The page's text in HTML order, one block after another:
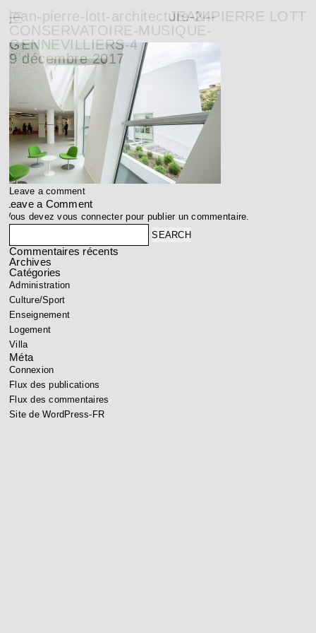
JEAN-PIERRE LOTT
jean-pierre-lott-architecture-24-
CONSERVATOIRE-MUSIQUE-
GENNEVILLIERS-4
9 décembre 2017
Leave a comment
Leave a Comment
Vous devezvous connecterpour publier un commentaire.
Commentaires récents
Archives
Catégories
Administration
Culture/Sport
Enseignement
Logement
Villa
Méta
Connexion
Flux des publications
Flux des commentaires
Site de WordPress-FR